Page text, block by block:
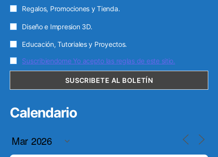
Regalos, Promociones y Tienda.
Diseño e Impresion 3D.
Educación, Tutoriales y Proyectos.
Suscribiendome Yo acepto las reglas de este sitio.
Calendario